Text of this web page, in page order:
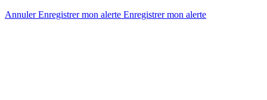
AnnulerEnregistrer mon alerte Enregistrermon alerte